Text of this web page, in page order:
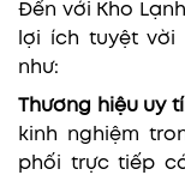
Đến với Kho
lợi ích tuyệt
như:
Thương hiệu uy
kinh nghiệm
phối trực tiếp